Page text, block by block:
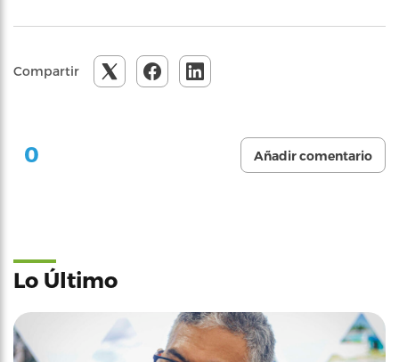
Compartir
0 Añadir comentario
Lo Último